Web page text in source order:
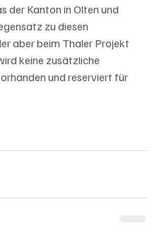
der Kanton in Olten und
zu diesen
aber beim Thaler Projekt
keine zusätzliche
und reserviert für